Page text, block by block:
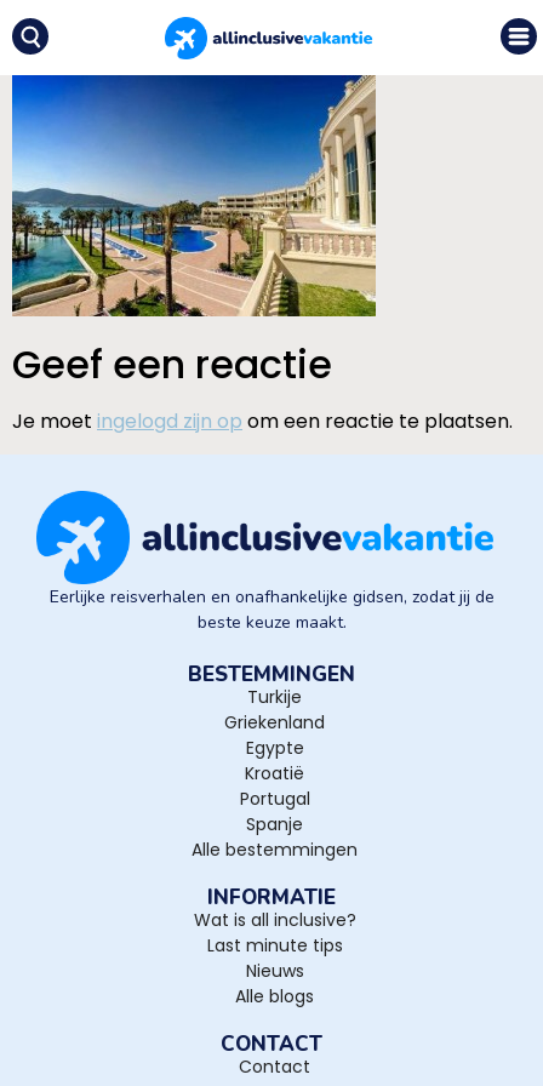
Geef een reactie
Je moet ingelogd zijn op om een reactie te plaatsen.
Eerlijke reisverhalen en onafhankelijke gidsen, zodat jij de
beste keuze maakt.
BESTEMMINGEN
Turkije
Griekenland
Egypte
Kroatië
Portugal
Spanje
Alle bestemmingen
INFORMATIE
Wat is all inclusive?
Last minute tips
Nieuws
Alle blogs
CONTACT
Contact